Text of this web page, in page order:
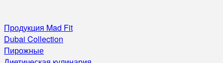
Продукция Mad Fit
Dubai Collection
Пирожные